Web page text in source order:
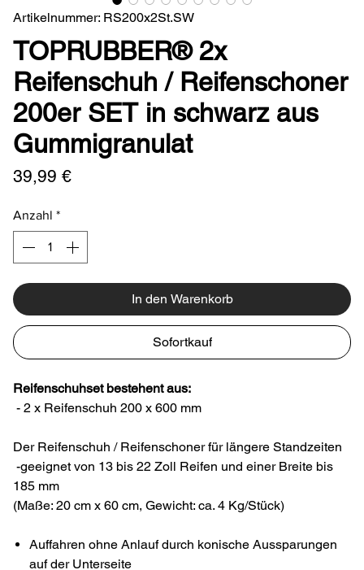
Artikelnummer: RS200x2St.SW
TOPRUBBER® 2x
Reifenschuh / Reifenschoner
200er SET in schwarz aus
Gummigranulat
39,99 €Preis
Anzahl *
In den Warenkorb
Sofortkauf
Reifenschuhset bestehent aus:
- 2 x Reifenschuh 200 x 600 mm
Der Reifenschuh / Reifenschoner für längere Standzeiten
-geeignet von 13 bis 22 Zoll Reifen und einer Breite bis
185 mm
(Maße: 20 cm x 60 cm, Gewicht: ca. 4 Kg/Stück)
Auffahren ohne Anlauf durch konische Aussparungen
auf der Unterseite